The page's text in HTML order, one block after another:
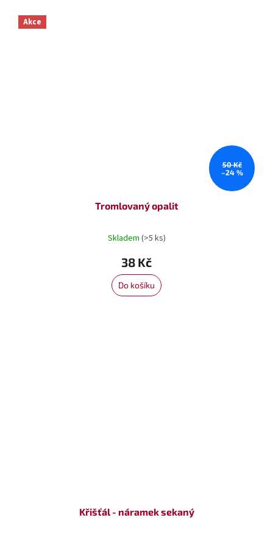
Akce
50 Kč
–24 %
Tromlovaný opalit
Skladem (>5 ks)
38 Kč
Do košíku
Křišťál - náramek sekaný